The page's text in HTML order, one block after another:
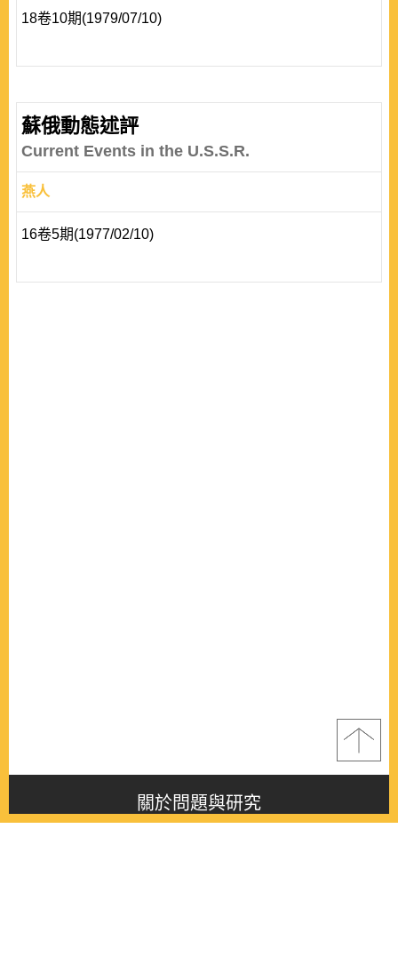
18卷10期(1979/07/10)
蘇俄動態述評
Current Events in the U.S.S.R.
燕人
16卷5期(1977/02/10)
關於問題與研究
About this journal